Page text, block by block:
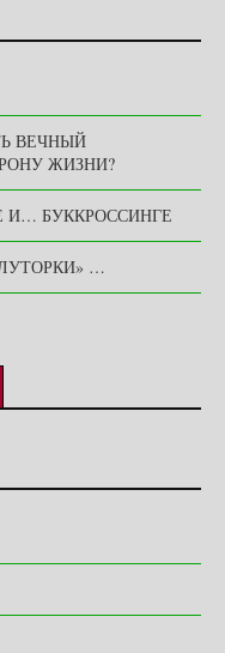
ВЕЧНЫЙ
ЖИЗНИ?
БУККРОССИНГЕ
…